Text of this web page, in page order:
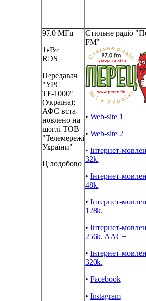
97.0 МГц
1кВт
RDS
Передавач
"УРС
TF-1000"
(Україна);
АФС вста-
новлено на
щоглі ТОВ
"Телемережі
України"
Цілодобово
Стильне радіо
FM"
• Web-site 1
• Web-site 2
• Інтернет-
32k.
• Інтернет-
48k.
• Інтернет-
128k.
• Інтернет-
256k. AAC+
• Інтернет-
320k.
• Facebook
• Instagram